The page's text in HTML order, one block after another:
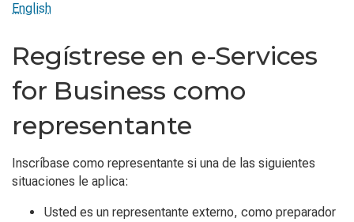
English
Regístrese en e-Services
for Business como
representante
Inscríbase como representante si una de las siguientes
situaciones le aplica:
Usted es un representante externo, como preparador